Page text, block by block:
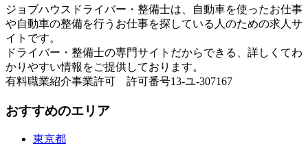
ジョブハウスドライバー・整備士は、自動車を使ったお仕事
や自動車の整備を行うお仕事を探している人のための求人サ
イトです。
ドライバー・整備士の専門サイトだからできる、詳しくてわ
かりやすい情報をご提供しております。
有料職業紹介事業許可 許可番号13-ユ-307167
おすすめのエリア
東京都